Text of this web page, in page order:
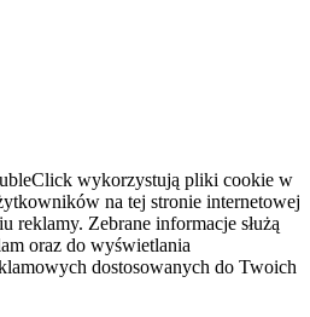
wykorzystują pliki cookie w
na tej stronie internetowej
Zebrane informacje służą
oraz do wyświetlania
dostosowanych do Twoich